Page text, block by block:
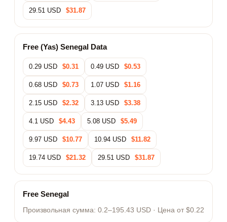
29.51 USD $31.87
Free (Yas) Senegal Data
0.29 USD $0.31 0.49 USD $0.53
0.68 USD $0.73 1.07 USD $1.16
2.15 USD $2.32 3.13 USD $3.38
4.1 USD $4.43 5.08 USD $5.49
9.97 USD $10.77 10.94 USD $11.82
19.74 USD $21.32 29.51 USD $31.87
Free Senegal
Произвольная сумма: 0.2–195.43 USD · Цена от $0.22